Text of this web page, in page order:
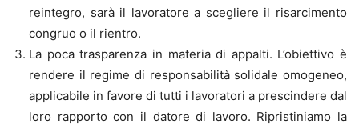
reintegro, sarà il lavoratore a scegliere il risarcimento
congruo o il rientro.
La poca trasparenza in materia di appalti. L’obiettivo è
rendere il regime di responsabilità solidale omogeneo,
applicabile in favore di tutti i lavoratori a prescindere dal
loro rapporto con il datore di lavoro. Ripristiniamo la